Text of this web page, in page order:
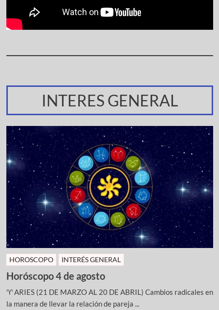
INTERES GENERAL
HOROSCOPO INTERÉS GENERAL
Horóscopo 4 de agosto
♈ ARIES (21 DE MARZO AL 20 DE ABRIL) Cambios radicales en
la manera de llevar la relación de pareja ...